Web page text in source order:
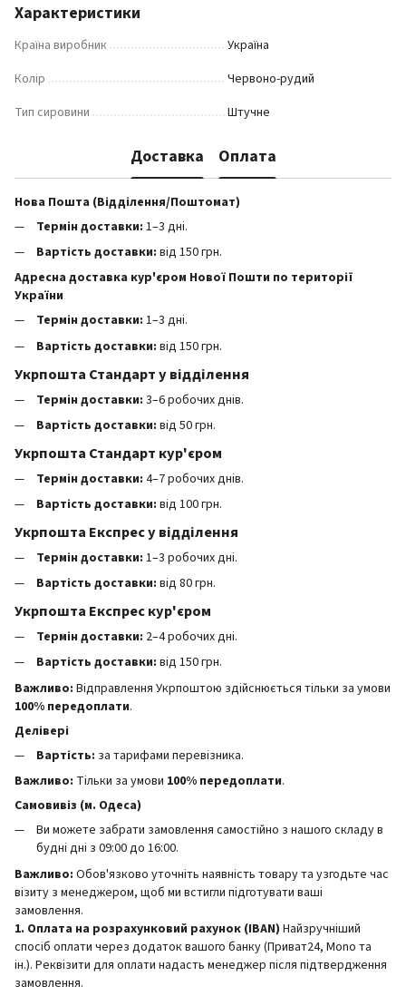
Характеристики
Країна виробник
Україна
Колір
Червоно-рудий
Тип сировини
Штучне
Доставка Оплата
Нова Пошта (Відділення/Поштомат)
Термін доставки: 1–3 дні.
Вартість доставки: від 150 грн.
Адресна доставка кур'єром Нової Пошти по території
України
Термін доставки: 1–3 дні.
Вартість доставки: від 150 грн.
Укрпошта Стандарт у відділення
Термін доставки: 3–6 робочих днів.
Вартість доставки: від 50 грн.
Укрпошта Стандарт кур'єром
Термін доставки: 4–7 робочих днів.
Вартість доставки: від 100 грн.
Укрпошта Експрес у відділення
Термін доставки: 1–3 робочих дні.
Вартість доставки: від 80 грн.
Укрпошта Експрес кур'єром
Термін доставки: 2–4 робочих дні.
Вартість доставки: від 150 грн.
Важливо: Відправлення Укрпоштою здійснюється тільки за умови
100% передоплати.
Делівері
Вартість: за тарифами перевізника.
Важливо: Тільки за умови 100% передоплати.
Самовивіз (м. Одеса)
Ви можете забрати замовлення самостійно з нашого складу в
будні дні з 09:00 до 16:00.
Важливо: Обов'язково уточніть наявність товару та узгодьте час
візиту з менеджером, щоб ми встигли підготувати ваші
замовлення.
1. Оплата на розрахунковий рахунок (IBAN) Найзручніший
спосіб оплати через додаток вашого банку (Приват24, Mono та
ін.). Реквізити для оплати надасть менеджер після підтвердження
замовлення.